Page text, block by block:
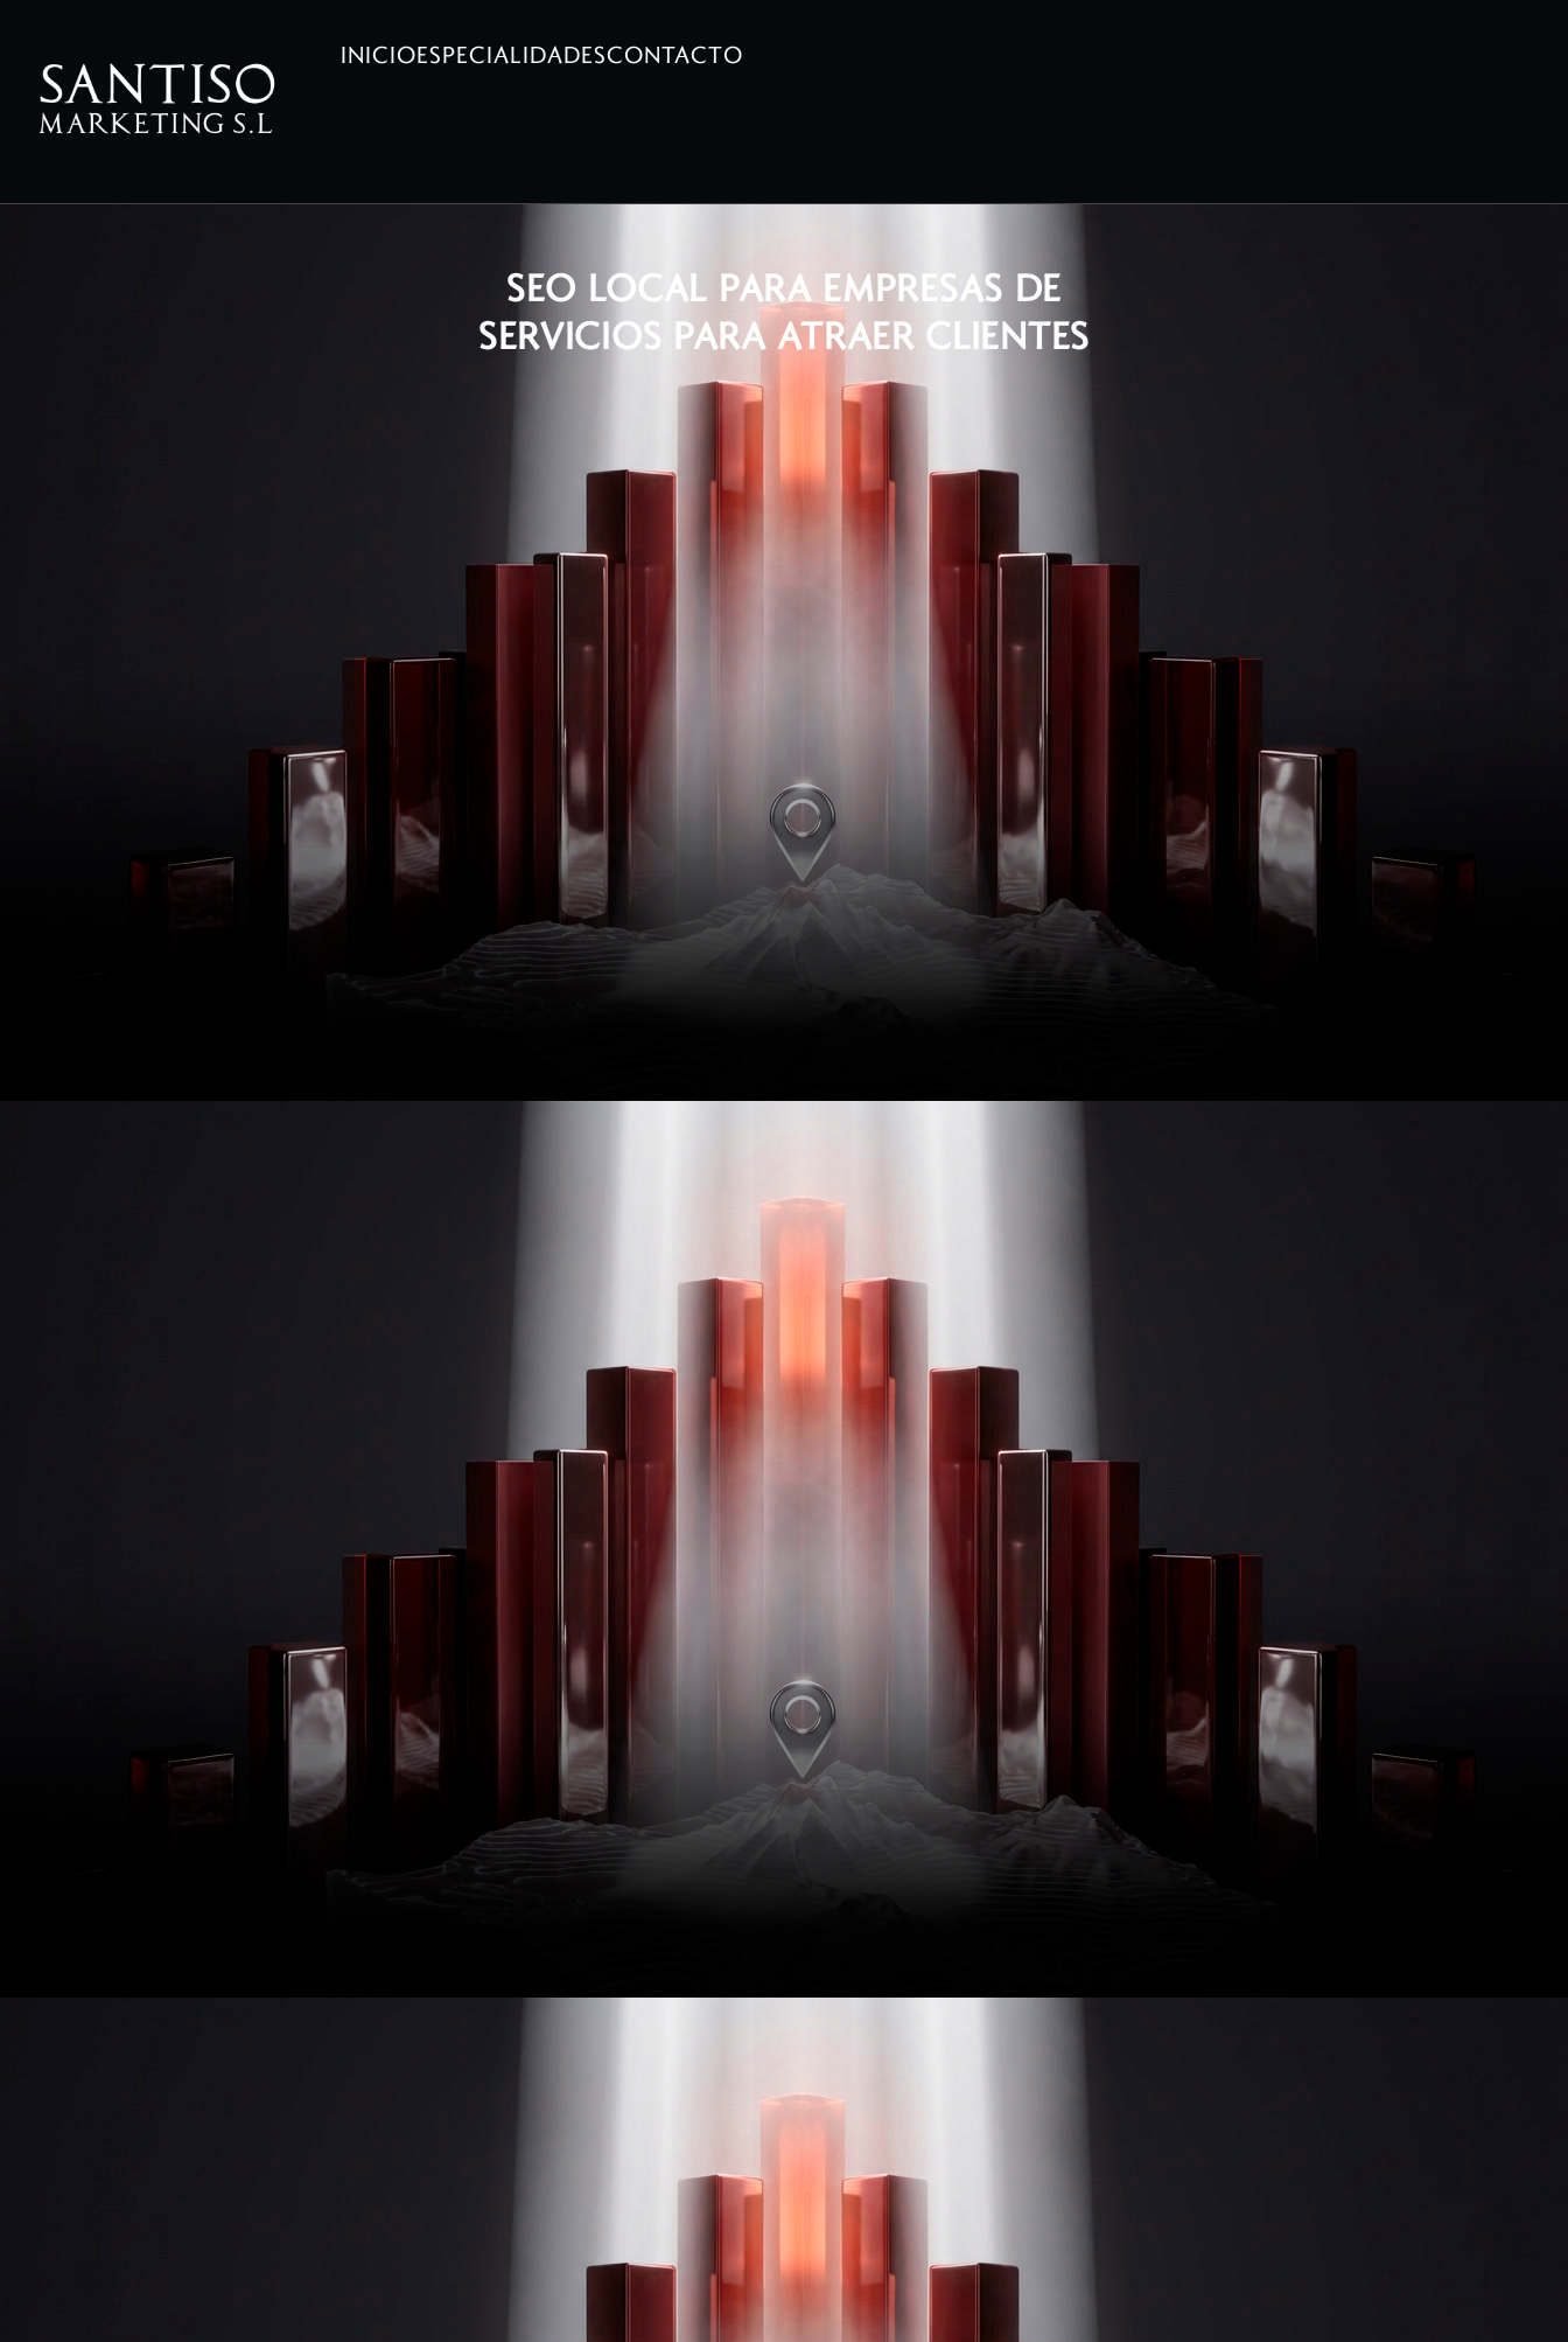
INICIOESPECIALIDADESCONTACTO
SEO LOCAL PARA EMPRESAS DE
SERVICIOS PARA ATRAER CLIENTES